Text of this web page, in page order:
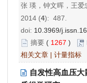
张 瑛，钟文晖，王爱
2014 (4): 487.
doi: 10.3969/
摘要 ( 1267 )
相关文章 | 计量指标
自发性高血压